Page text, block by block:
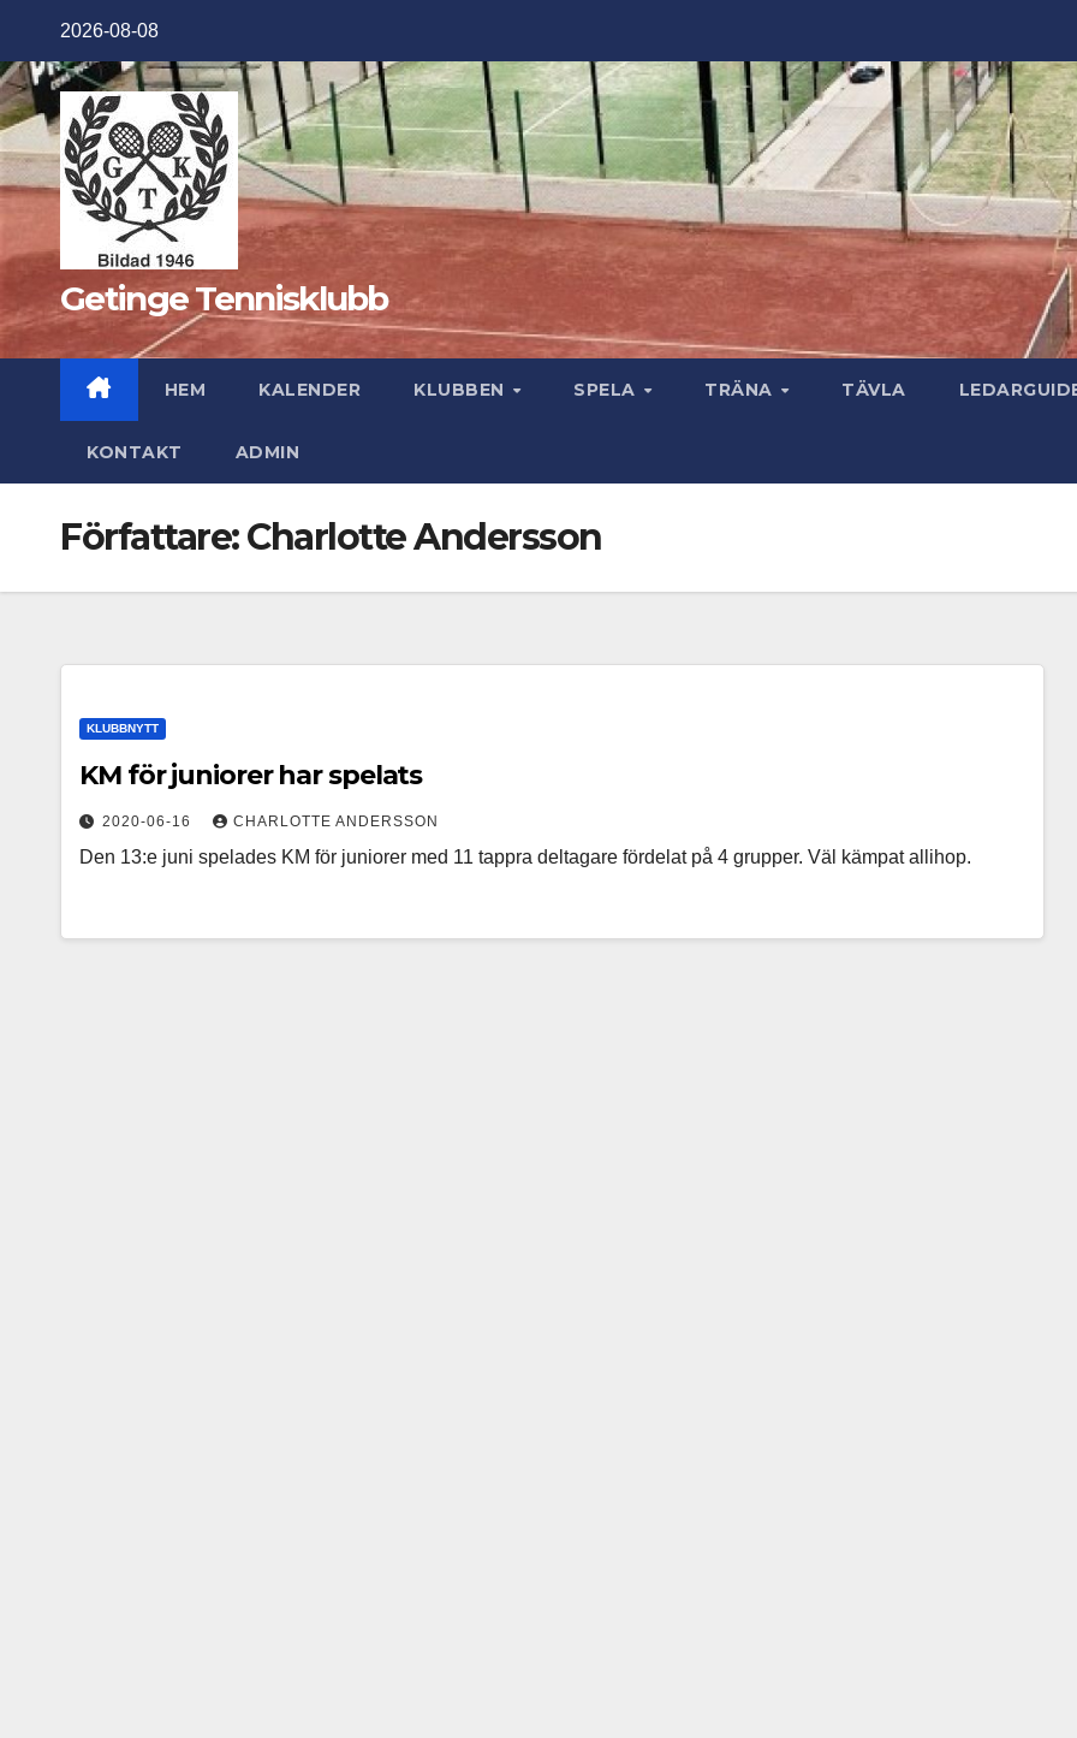
innehåll
2026-08-08
Getinge Tennisklubb
HEM KALENDER KLUBBEN SPELA TRÄNA TÄVLA
KONTAKT ADMIN
Författare:Charlotte Andersson
KLUBBNYTT
KM för juniorer har spelats
2020-06-16 CHARLOTTE ANDERSSON
Den 13:e juni spelades KM för juniorer med 11 tappra deltagare fördelat på 4 grupper. Väl kämpat allihop.